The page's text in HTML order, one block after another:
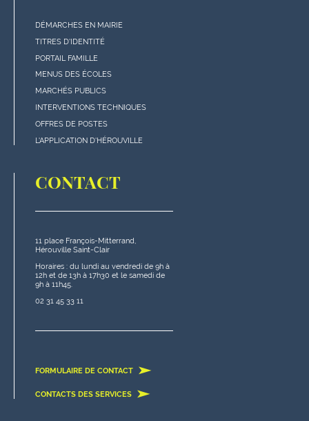
Menu
"Accès
rapides"
en
bas
de
page
DÉMARCHES EN MAIRIE
TITRES D'IDENTITÉ
PORTAIL FAMILLE
MENUS DES ÉCOLES
MARCHÉS PUBLICS
INTERVENTIONS TECHNIQUES
OFFRES DE POSTES
L'APPLICATION D'HÉROUVILLE
CONTACT
11 place François-Mitterrand,
Hérouville Saint-Clair
Horaires : du lundi au vendredi de 9h à
12h et de 13h à 17h30 et le samedi de
9h à 11h45.
02 31 45 33 11
FORMULAIRE DE CONTACT
CONTACTS DES SERVICES